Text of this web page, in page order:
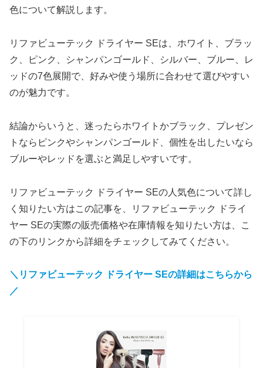
色について解説します。
リファビューテック ドライヤー SEは、ホワイト、ブラッ
ク、ピンク、シャンパンゴールド、シルバー、ブルー、レ
ッドの7色展開で、好みや使う場所に合わせて選びやすい
のが魅力です。
結論からいうと、迷ったらホワイトかブラック、プレゼン
トならピンクやシャンパンゴールド、個性を出したいなら
ブルーやレッドを選ぶと満足しやすいです。
リファビューテック ドライヤー SEの人気色について詳し
く知りたい方はこの記事を、リファビューテック ドライ
ヤー SEの実際の販売価格や在庫情報を知りたい方は、こ
の下のリンクから詳細をチェックしてみてください。
＼リファビューテック ドライヤー SEの詳細はこちらから
／